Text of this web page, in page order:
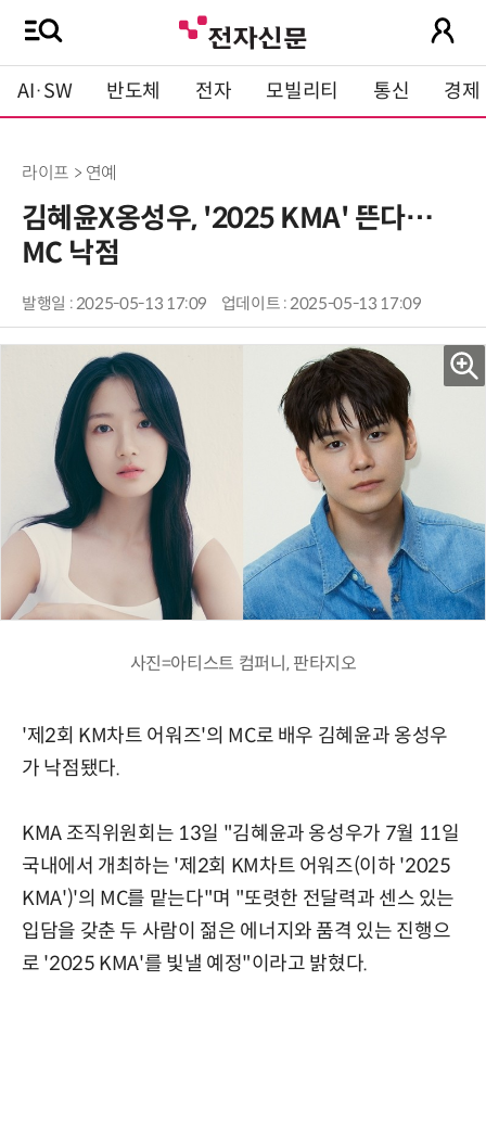
AI·SW 반도체 전자 모빌리티 통신 경제
라이프 > 연예
김혜윤X옹성우, '2025 KMA' 뜬다…
MC 낙점
발행일 : 2025-05-13 17:09 업데이트 : 2025-05-13 17:09
사진=아티스트 컴퍼니, 판타지오
'제2회 KM차트 어워즈'의 MC로 배우 김혜윤과 옹성우
가 낙점됐다.
KMA 조직위원회는 13일 "김혜윤과 옹성우가 7월 11일
국내에서 개최하는 '제2회 KM차트 어워즈(이하 '2025
KMA')'의 MC를 맡는다"며 "또렷한 전달력과 센스 있는
입담을 갖춘 두 사람이 젊은 에너지와 품격 있는 진행으
로 '2025 KMA'를 빛낼 예정"이라고 밝혔다.